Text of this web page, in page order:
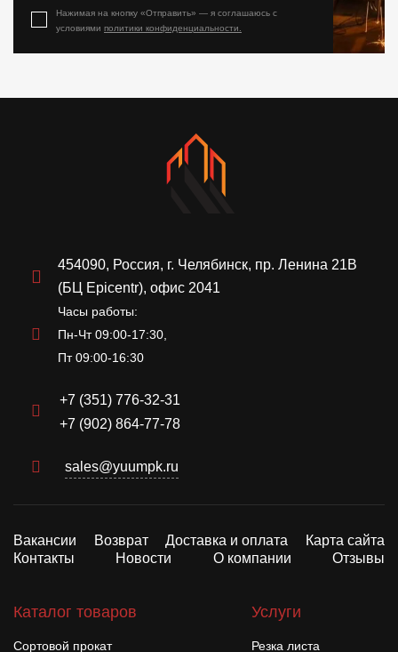
Нажимая на кнопку «Отправить» — я соглашаюсь с
условиями политики конфиденциальности.
454090, Россия, г. Челябинск, пр. Ленина 21В
(БЦ Epicentr), офис 2041
Часы работы:
Пн-Чт 09:00-17:30,
Пт 09:00-16:30
+7 (351) 776-32-31
+7 (902) 864-77-78
sales@yuumpk.ru
Вакансии Возврат Доставка и оплата
Карта сайта
Контакты
Новости О компании Отзывы
Каталог товаров
Сортовой прокат
Услуги
Резка листа